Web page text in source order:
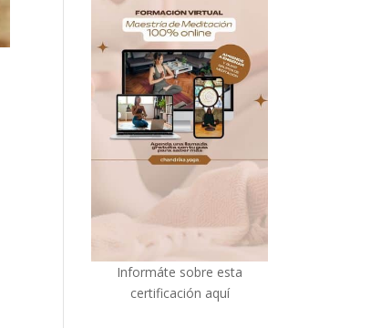
Informáte sobre esta
certificación aquí